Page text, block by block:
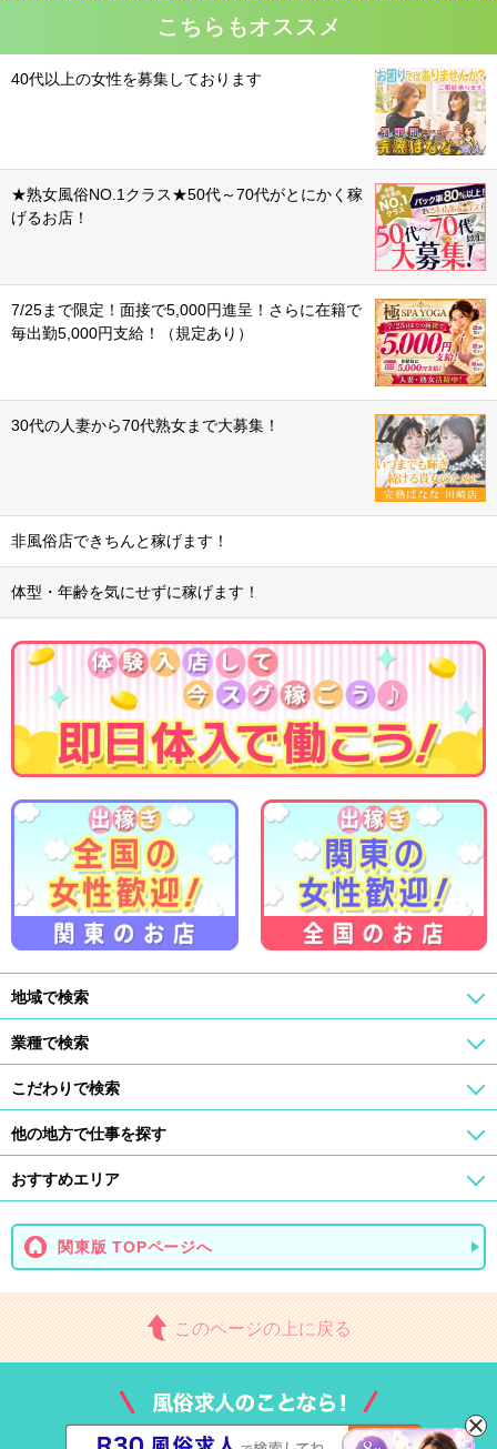
こちらもオススメ
40代以上の女性を募集しております
★熟女風俗NO.1クラス★50代～70代がとにかく稼
げるお店！
7/25まで限定！面接で5,000円進呈！さらに在籍で
毎出勤5,000円支給！（規定あり）
30代の人妻から70代熟女まで大募集！
非風俗店できちんと稼げます！
体型・年齢を気にせずに稼げます！
地域で検索
業種で検索
こだわりで検索
他の地方で仕事を探す
おすすめエリア
関東版 TOPページへ
このページの上に戻る